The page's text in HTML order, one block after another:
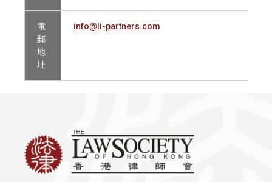
電
郵
地
址
info@li-partners.com